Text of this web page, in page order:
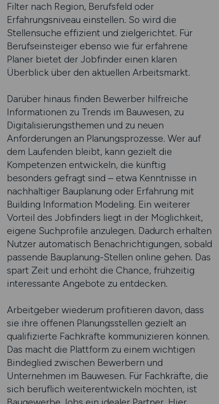
Filter nach Region, Berufsfeld oder
Erfahrungsniveau einstellen. So wird die
Stellensuche effizient und zielgerichtet. Für
Berufseinsteiger ebenso wie für erfahrene
Planer bietet der Jobfinder einen klaren
Überblick über den aktuellen Arbeitsmarkt.
Darüber hinaus finden Bewerber hilfreiche
Informationen zu Trends im Bauwesen, zu
Digitalisierungsthemen und zu neuen
Anforderungen an Planungsprozesse. Wer auf
dem Laufenden bleibt, kann gezielt die
Kompetenzen entwickeln, die künftig
besonders gefragt sind – etwa Kenntnisse in
nachhaltiger Bauplanung oder Erfahrung mit
Building Information Modeling. Ein weiterer
Vorteil des Jobfinders liegt in der Möglichkeit,
eigene Suchprofile anzulegen. Dadurch erhalten
Nutzer automatisch Benachrichtigungen, sobald
passende Bauplanung-Stellen online gehen. Das
spart Zeit und erhöht die Chance, frühzeitig
interessante Angebote zu entdecken.
Arbeitgeber wiederum profitieren davon, dass
sie ihre offenen Planungsstellen gezielt an
qualifizierte Fachkräfte kommunizieren können.
Das macht die Plattform zu einem wichtigen
Bindeglied zwischen Bewerbern und
Unternehmen im Bauwesen. Für Fachkräfte, die
sich beruflich weiterentwickeln möchten, ist